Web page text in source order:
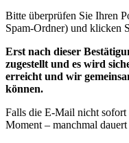
Bitte überprüfen Sie Ihren
Spam-Ordner) und klicken
Erst nach dieser
zugestellt und es wird
erreicht und wir
können.
Falls die E-Mail nicht sofort
Moment – manchmal